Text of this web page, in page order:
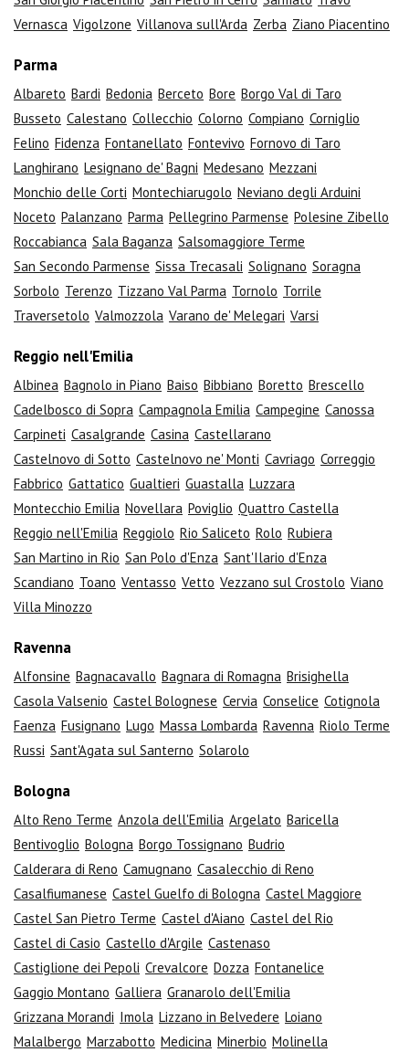
Vernasca Vigolzone Villanova sull'Arda Zerba Ziano Piacentino
Parma
Albareto Bardi Bedonia Berceto Bore Borgo Val di Taro
Busseto Calestano Collecchio Colorno Compiano Corniglio
Felino Fidenza Fontanellato Fontevivo Fornovo di Taro
Langhirano Lesignano de' Bagni Medesano Mezzani
Monchio delle Corti Montechiarugolo Neviano degli Arduini
Noceto Palanzano Parma Pellegrino Parmense Polesine Zibello
Roccabianca Sala Baganza Salsomaggiore Terme
San Secondo Parmense Sissa Trecasali Solignano Soragna
Sorbolo Terenzo Tizzano Val Parma Tornolo Torrile
Traversetolo Valmozzola Varano de' Melegari Varsi
Reggio nell'Emilia
Albinea Bagnolo in Piano Baiso Bibbiano Boretto Brescello
Cadelbosco di Sopra Campagnola Emilia Campegine Canossa
Carpineti Casalgrande Casina Castellarano
Castelnovo di Sotto Castelnovo ne' Monti Cavriago Correggio
Fabbrico Gattatico Gualtieri Guastalla Luzzara
Montecchio Emilia Novellara Poviglio Quattro Castella
Reggio nell'Emilia Reggiolo Rio Saliceto Rolo Rubiera
San Martino in Rio San Polo d'Enza Sant'Ilario d'Enza
Scandiano Toano Ventasso Vetto Vezzano sul Crostolo Viano
Villa Minozzo
Ravenna
Alfonsine Bagnacavallo Bagnara di Romagna Brisighella
Casola Valsenio Castel Bolognese Cervia Conselice Cotignola
Faenza Fusignano Lugo Massa Lombarda Ravenna Riolo Terme
Russi Sant'Agata sul Santerno Solarolo
Bologna
Alto Reno Terme Anzola dell'Emilia Argelato Baricella
Bentivoglio Bologna Borgo Tossignano Budrio
Calderara di Reno Camugnano Casalecchio di Reno
Casalfiumanese Castel Guelfo di Bologna Castel Maggiore
Castel San Pietro Terme Castel d'Aiano Castel del Rio
Castel di Casio Castello d'Argile Castenaso
Castiglione dei Pepoli Crevalcore Dozza Fontanelice
Gaggio Montano Galliera Granarolo dell'Emilia
Grizzana Morandi Imola Lizzano in Belvedere Loiano
Malalbergo Marzabotto Medicina Minerbio Molinella